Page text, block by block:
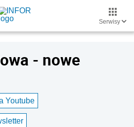
Serwisy
- nowe
Youtube